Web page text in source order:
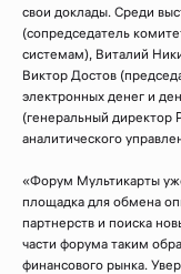
свои доклады. Среди
(сопредседатель
системам), Виталий
Виктор Достов
электронных денег и
(генеральный директор
аналитического
«Форум Мультикарты
площадка для обмена
партнерств и поиска
части форума таким
финансового рынка.